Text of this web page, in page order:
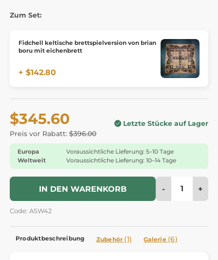
Zum Set:
Fidchell keltische brettspielversion von brian
boru mit eichenbrett
+ $142.80
$345.60
Preis vor Rabatt: $396.00
Letzte Stücke auf Lager
Europa
Voraussichtliche Lieferung: 5–10 Tage
Weltweit
Voraussichtliche Lieferung: 10–14 Tage
IN DEN WARENKORB - +
Code: ASW42
Produktbeschreibung Zubehör (1) Galerie (6)